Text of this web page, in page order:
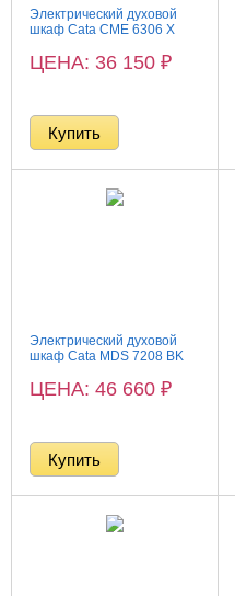
Электрический духовой
шкаф Cata CME 6306 X
ЦЕНА: 36 150 ₽
Электрический духовой
шкаф Cata MDS 7208 BK
ЦЕНА: 46 660 ₽